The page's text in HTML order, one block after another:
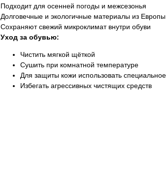
Подходит для осенней погоды и межсезонья
Долговечные и экологичные материалы из Европы
Сохраняют свежий микроклимат внутри обуви
Уход за обувью:
Чистить мягкой щёткой
Сушить при комнатной температуре
Для защиты кожи использовать специальное
Избегать агрессивных чистящих средств